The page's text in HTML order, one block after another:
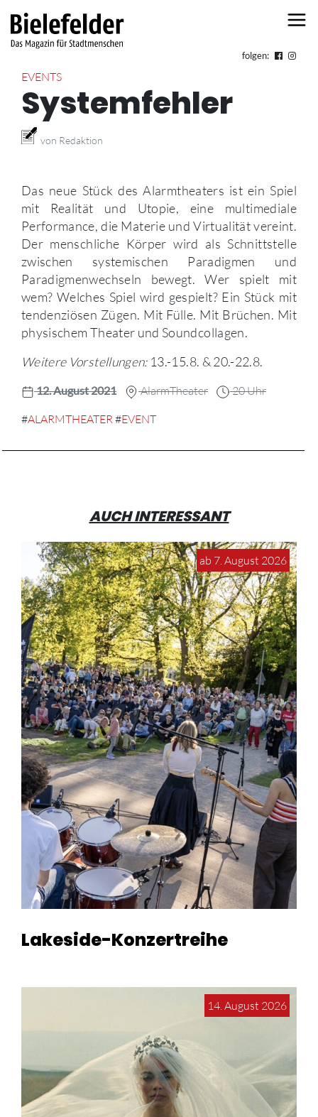
folgen:
EVENTS
Systemfehler
von Redaktion
Das neue Stück des Alarmtheaters ist ein Spiel
mit Realität und Utopie, eine multimediale
Performance, die Materie und Virtualität vereint.
Der menschliche Körper wird als Schnittstelle
zwischen systemischen Paradigmen und
Paradigmenwechseln bewegt. Wer spielt mit
wem? Welches Spiel wird gespielt? Ein Stück mit
tendenziösen Zügen. Mit Fülle. Mit Brüchen. Mit
physischem Theater und Soundcollagen.
Weitere Vorstellungen:13.-15.8. & 20.-22.8.
12. August 2021 AlarmTheater 20 Uhr
#ALARMTHEATER#EVENT
AUCH INTERESSANT
ab 7. August 2026
Lakeside-Konzertreihe
14. August 2026